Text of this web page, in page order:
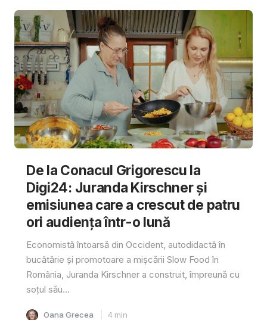
De la Conacul Grigorescu la
Digi24: Juranda Kirschner și
emisiunea care a crescut de patru
ori audiența într-o lună
Economistă întoarsă din Occident, autodidactă în
bucătărie și promotoare a mișcării Slow Food în
România, Juranda Kirschner a construit, împreună cu
soțul său...
Oana Grecea 4 min